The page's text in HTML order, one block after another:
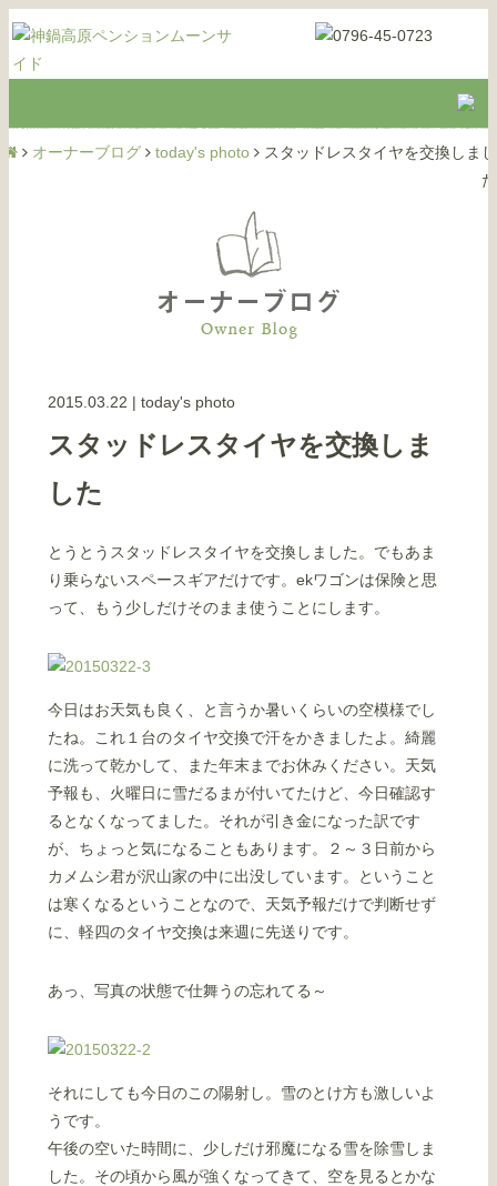
オーナーブログ today's photo
スタッドレスタイヤを交換しまし
た
2015.03.22 | today's photo
スタッドレスタイヤを交換しま
した
とうとうスタッドレスタイヤを交換しました。でもあま
り乗らないスペースギアだけです。ekワゴンは保険と思
って、もう少しだけそのまま使うことにします。
今日はお天気も良く、と言うか暑いくらいの空模様でし
たね。これ１台のタイヤ交換で汗をかきましたよ。綺麗
に洗って乾かして、また年末までお休みください。天気
予報も、火曜日に雪だるまが付いてたけど、今日確認す
るとなくなってました。それが引き金になった訳です
が、ちょっと気になることもあります。２～３日前から
カメムシ君が沢山家の中に出没しています。ということ
は寒くなるということなので、天気予報だけで判断せず
に、軽四のタイヤ交換は来週に先送りです。
あっ、写真の状態で仕舞うの忘れてる～
それにしても今日のこの陽射し。雪のとけ方も激しいよ
うです。
午後の空いた時間に、少しだけ邪魔になる雪を除雪しま
した。その頃から風が強くなってきて、空を見るとかな